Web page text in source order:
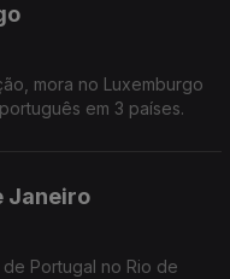
mora no Luxemburgo
em 3 países.
Janeiro
Portugal no Rio de